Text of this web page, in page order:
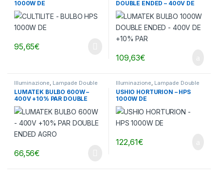
1000W DE
95,65€
DOUBLE ENDED – 400V DE
+10% PAR
109,63€
Illuminazione, Lampade Double
Ended,Lampade Orticultura
LUMATEK BULBO 600W –
400V +10% PAR DOUBLE
ENDED AGRO
66,56€
Illuminazione, Lampade Double
Ended, Lampade Orticultura
USHIO HORTURION – HPS
1000W DE
122,61€